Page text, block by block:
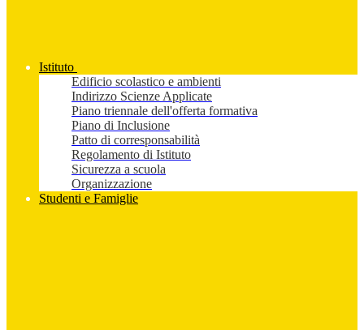
Istituto
Edificio scolastico e ambienti
Indirizzo Scienze Applicate
Piano triennale dell'offerta formativa
Piano di Inclusione
Patto di corresponsabilità
Regolamento di Istituto
Sicurezza a scuola
Organizzazione
Studenti e Famiglie